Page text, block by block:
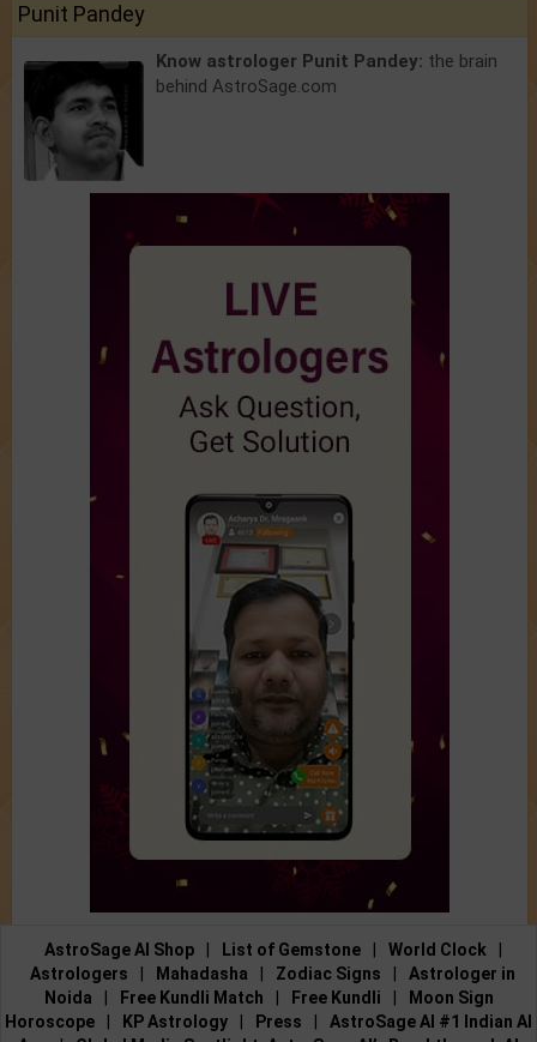
Punit Pandey
Know astrologer Punit Pandey: the brain
behind AstroSage.com
AstroSage AI Shop List of Gemstone World Clock
Astrologers
Mahadasha Zodiac Signs
Astrologer in
Noida
Free Kundli Match Free Kundli
Moon Sign
Horoscope
KP Astrology Press
AstroSage AI #1 Indian AI